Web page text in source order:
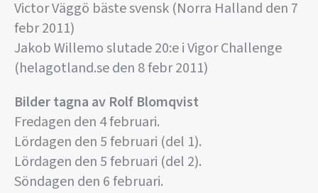
Victor Väggö bäste svensk (Norra Halland den 7
febr 2011)
Jakob Willemo slutade 20:e i Vigor Challenge
(helagotland.se den 8 febr 2011)
Bilder tagna av Rolf Blomqvist
Fredagen den 4 februari.
Lördagen den 5 februari (del 1).
Lördagen den 5 februari (del 2).
Söndagen den 6 februari.